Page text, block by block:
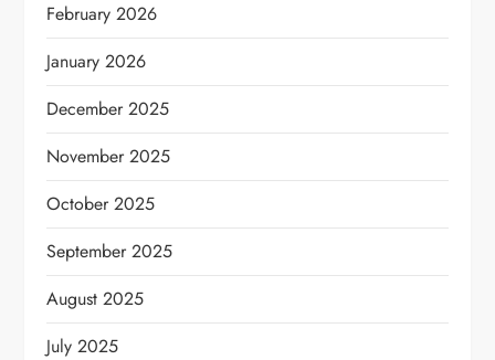
February 2026
January 2026
December 2025
November 2025
October 2025
September 2025
August 2025
July 2025